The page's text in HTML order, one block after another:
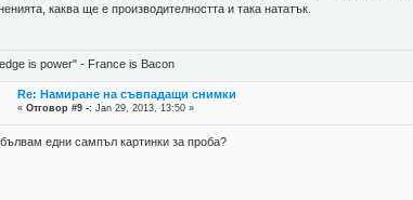
каква ще е производителността и така нататък.
is power" - France is Bacon
Re: Намиране на съвпадащи снимки
«Отговор #9 -: Jan 29, 2013, 13:50 »
едни сампъл картинки за проба?